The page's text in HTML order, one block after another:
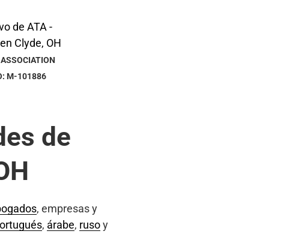
M-101886
de
, empresas y
, árabe, rusoy